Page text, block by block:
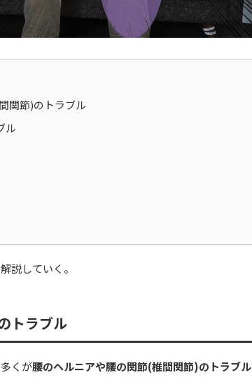
関節)のトラブル
ル
説していく。
トラブル
くが腰のヘルニアや腰の関節(椎間関節)のトラブル